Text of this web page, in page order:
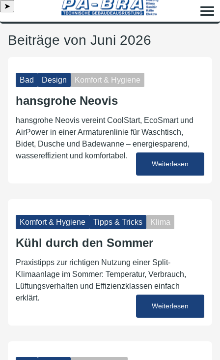
➤
Beiträge von Juni 2026
Bad Design Komfort & Hygiene
hansgrohe Neovis
hansgrohe Neovis vereint CoolStart, EcoSmart und
AirPower in einer Armaturenlinie für Waschtisch,
Bidet, Dusche und Badewanne – energiesparend,
wassereffizient und komfortabel.
Weiterlesen
Komfort & Hygiene Tipps & Tricks Klima
Kühl durch den Sommer
Praxistipps zur richtigen Nutzung einer Split-
Klimaanlage im Sommer: Temperatur, Verbrauch,
Lüftungsverhalten und Effizienzklassen einfach
erklärt.
Weiterlesen